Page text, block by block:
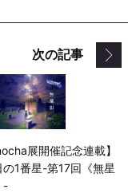
次の記事
展開催記念連載】
の1番星-第17回《無星
-